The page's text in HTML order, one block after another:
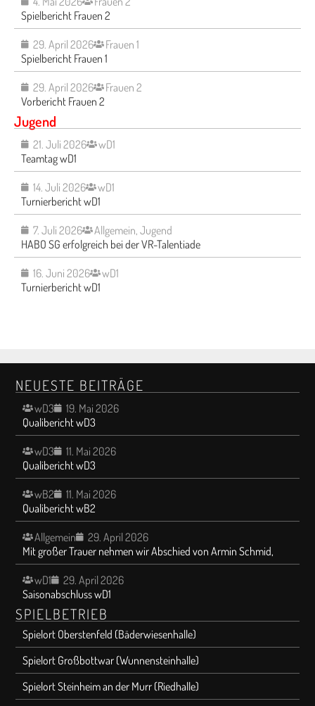
Spielbericht Frauen 2
29. April 2026
Frauen 1
Spielbericht Frauen 1
29. April 2026
Frauen 2
Vorbericht Frauen 2
Jugend
21. Juli 2026
wD1
Teamtag wD1
14. Juli 2026
wD1
Turnierbericht wD1
7. Juli 2026 Allgemein, Jugend
HABO SG erfolgreich bei der VR-Talentiade
16. Juni 2026
wD1
Turnierbericht wD1
NEUESTE BEITRÄGE
wD3
19. Mai 2026
Qualibericht wD3
wD3
11. Mai 2026
Qualibericht wD3
wB2
11. Mai 2026
Qualibericht wB2
Allgemein
29. April 2026
Mit großer Trauer nehmen wir Abschied von Armin Schmid,
wD1
29. April 2026
Saisonabschluss wD1
SPIELBETRIEB
Spielort Oberstenfeld (Bäderwiesenhalle)
Spielort Großbottwar (Wunnensteinhalle)
Spielort Steinheim an der Murr (Riedhalle)